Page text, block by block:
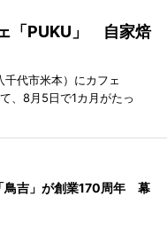
「PUKU」 自家焙
代市米本）にカフェ
、8月5日で1カ月がたっ
鳥吉」が創業170周年 幕